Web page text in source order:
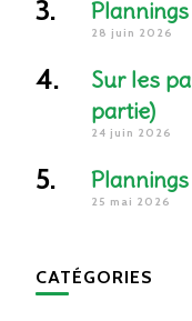
28 juin 2026
Sur les
partie)
24 juin 2026
25 mai 2026
CATÉGORIES